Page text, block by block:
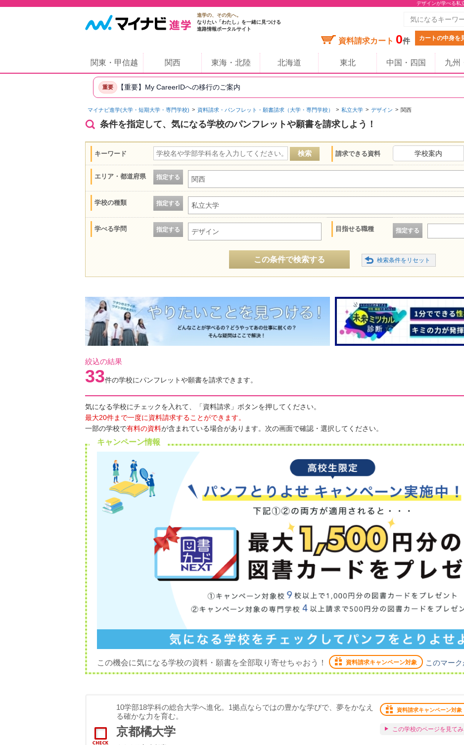
デザインが学べる私
進学の、その先へ。
なりたい「わたし」を一緒に見つける
進路情報ポータルサイト
資料請求カート 0件 カートの中身を
関東・甲信越 関西 東海・北陸 北海道 東北 中国・四国 九州
重要 【重要】My CareerIDへの移行のご案内
マイナビ進学(大学・短期大学・専門学校) 資料請求・パンフレット・願書請求（大学・専門学校） 私立大学 デザイン 関西
条件を指定して、気になる学校のパンフレットや願書を請求しよう！
キーワード 請求できる資料 学校案内
エリア・都道府県 指定する 関西
学校の種類 指定する 私立大学
学べる学問 指定する デザイン 目指せる職種 指定する
この条件で検索する
絞込の結果
33件の学校にパンフレットや願書を請求できます。
気になる学校にチェックを入れて、「資料請求」ボタンを押してください。
最大20件まで一度に資料請求することができます。
一部の学校で有料の資料が含まれている場合があります。次の画面で確認・選択してください。
キャンペーン情報
この機会に気になる学校の資料・願書を全部取り寄せちゃおう！ 資料請求キャンペーン対象 このマー
10学部18学科の総合大学へ進化。1拠点ならではの豊かな学びで、夢をかなえ
る確かな力を育む。
京都橘大学
資料請求キャンペーン対象
この学校のページを見て